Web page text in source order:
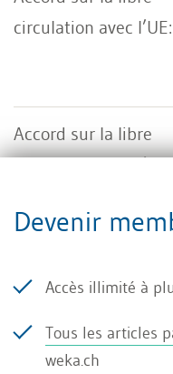
Devenir
Accès illimité à
Tous les articles
weka.ch